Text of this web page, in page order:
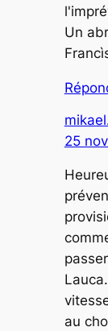
Un
25
au